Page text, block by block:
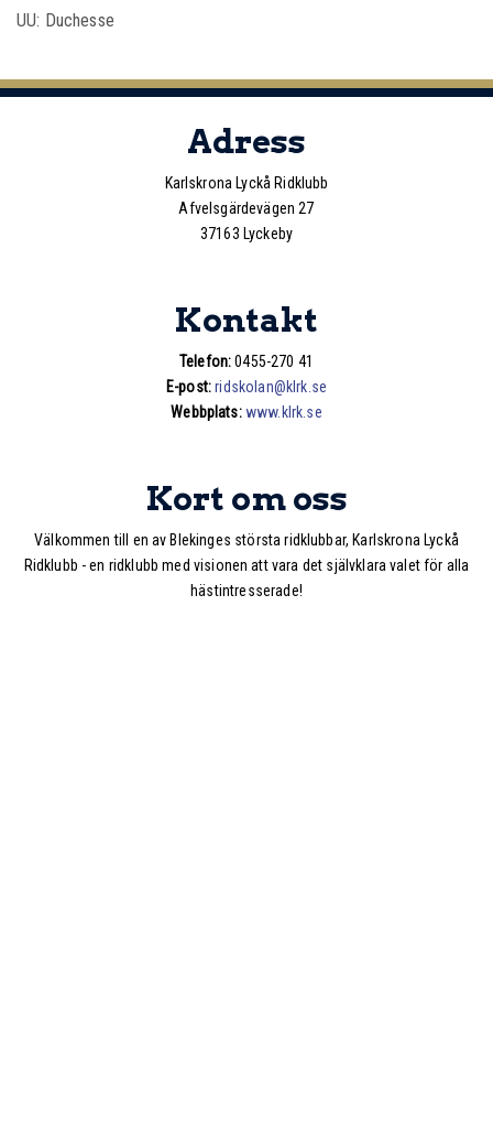
UU: Duchesse
Adress
Karlskrona Lyckå Ridklubb
Afvelsgärdevägen 27
37163 Lyckeby
Kontakt
Telefon:0455-270 41
E-post: ridskolan@klrk.se
Webbplats:www.klrk.se
Kort om oss
Välkommen till en av Blekinges största ridklubbar, Karlskrona Lyckå
Ridklubb - en ridklubb med visionen att vara det självklara valet för alla
hästintresserade!